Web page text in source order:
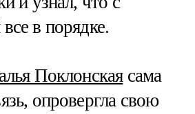
в порядке.
Поклонскаясама
опровергла свою